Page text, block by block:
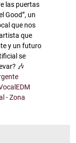
las puertas
Good”, un
que nos
que
y un futuro
se
🎶
- Zona